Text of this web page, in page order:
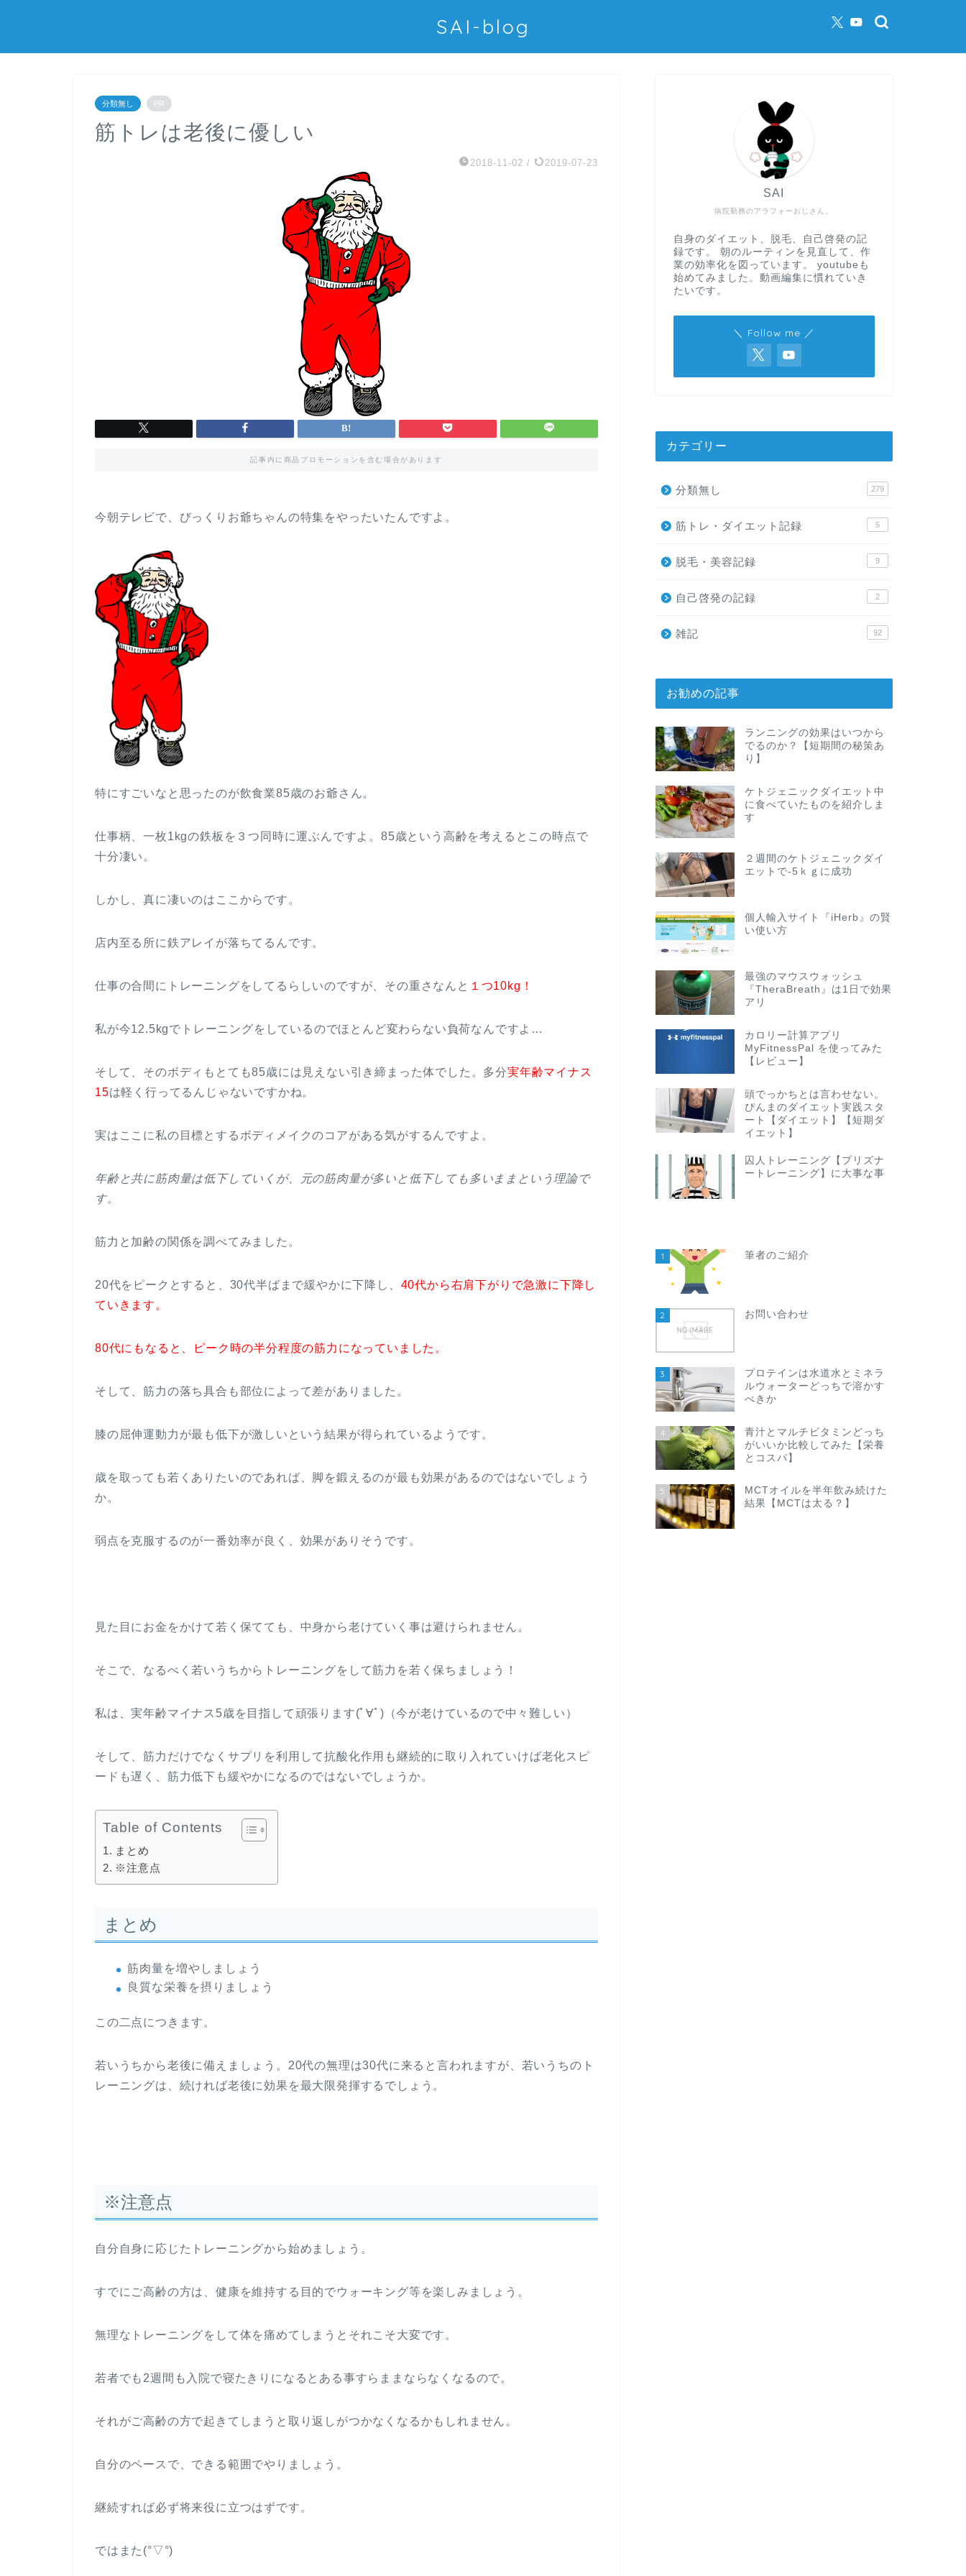
SAI-blog
分類無し PR
筋トレは老後に優しい
2018-11-02 / 2019-07-23
記事内に商品プロモーションを含む場合があります
今朝テレビで、びっくりお爺ちゃんの特集をやったいたんですよ。
特にすごいなと思ったのが飲食業85歳のお爺さん。
仕事柄、一枚1kgの鉄板を３つ同時に運ぶんですよ。85歳という高齢を考えるとこの時点で
十分凄い。
しかし、真に凄いのはここからです。
店内至る所に鉄アレイが落ちてるんです。
仕事の合間にトレーニングをしてるらしいのですが、その重さなんと １つ10kg！
私が今12.5kgでトレーニングをしているのでほとんど変わらない負荷なんですよ…
そして、そのボディもとても85歳には見えない引き締まった体でした。多分実年齢マイナス
15は軽く行ってるんじゃないですかね。
実はここに私の目標とするボディメイクのコアがある気がするんですよ。
年齢と共に筋肉量は低下していくが、元の筋肉量が多いと低下しても多いままという理論で
す。
筋力と加齢の関係を調べてみました。
20代をピークとすると、30代半ばまで緩やかに下降し、 40代から右肩下がりで急激に下降し
ていきます。
80代にもなると、ピーク時の半分程度の筋力になっていました。
そして、筋力の落ち具合も部位によって差がありました。
膝の屈伸運動力が最も低下が激しいという結果が得られているようです。
歳を取っても若くありたいのであれば、脚を鍛えるのが最も効果があるのではないでしょう
か。
弱点を克服するのが一番効率が良く、効果がありそうです。
見た目にお金をかけて若く保てても、中身から老けていく事は避けられません。
そこで、なるべく若いうちからトレーニングをして筋力を若く保ちましょう！
私は、実年齢マイナス5歳を目指して頑張ります(ﾟ∀ﾟ)（今が老けているので中々難しい）
そして、筋力だけでなくサプリを利用して抗酸化作用も継続的に取り入れていけば老化スピ
ードも遅く、筋力低下も緩やかになるのではないでしょうか。
Table of Contents
まとめ
※注意点
まとめ
筋肉量を増やしましょう
良質な栄養を摂りましょう
この二点につきます。
若いうちから老後に備えましょう。20代の無理は30代に来ると言われますが、若いうちのト
レーニングは、続ければ老後に効果を最大限発揮するでしょう。
※注意点
自分自身に応じたトレーニングから始めましょう。
すでにご高齢の方は、健康を維持する目的でウォーキング等を楽しみましょう。
無理なトレーニングをして体を痛めてしまうとそれこそ大変です。
若者でも2週間も入院で寝たきりになるとある事すらままならなくなるので。
それがご高齢の方で起きてしまうと取り返しがつかなくなるかもしれません。
自分のペースで、できる範囲でやりましょう。
継続すれば必ず将来役に立つはずです。
ではまた(°▽°)
病院勤務のアラフォーおじさん。
SAI
自身のダイエット、脱毛、自己啓発の記
録です。 朝のルーティンを見直して、作
業の効率化を図っています。 youtubeも
始めてみました。動画編集に慣れていき
たいです。
＼ Follow me ／
カテゴリー
分類無し 279
筋トレ・ダイエット記録 5
脱毛・美容記録 9
自己啓発の記録 2
雑記 92
お勧めの記事
ランニングの効果はいつから
でるのか？【短期間の秘策あ
り】
ケトジェニックダイエット中
に食べていたものを紹介しま
す
２週間のケトジェニックダイ
エットで-5ｋｇに成功
個人輸入サイト『iHerb』の賢
い使い方
最強のマウスウォッシュ
『TheraBreath』は1日で効果
アリ
カロリー計算アプリ
MyFitnessPal を使ってみた
【レビュー】
頭でっかちとは言わせない。
ぴんまのダイエット実践スタ
ート【ダイエット】【短期ダ
イエット】
囚人トレーニング【プリズナ
ートレーニング】に大事な事
1 筆者のご紹介
2 お問い合わせ
3
プロテインは水道水とミネラ
ルウォーターどっちで溶かす
べきか
4
青汁とマルチビタミンどっち
がいいか比較してみた【栄養
とコスパ】
5
MCTオイルを半年飲み続けた
結果【MCTは太る？】